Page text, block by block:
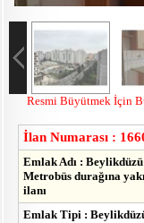
Resmi Büyütmek İçin
İlan Numarası :
Emlak Adı :
Metrobüs durağına
ilanı
Emlak Tipi :